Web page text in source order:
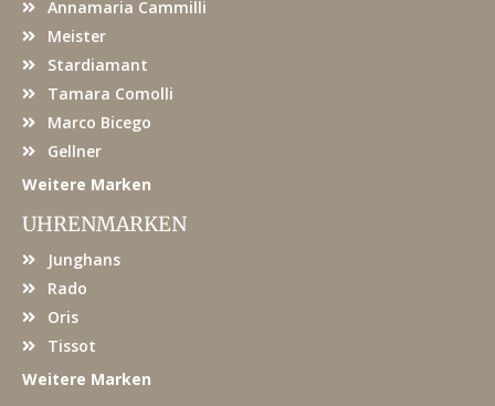
o
Annamaria Cammilli
Meister
Stardiamant
Tamara Comolli
Marco Bicego
Gellner
Weitere Marken
UHRENMARKEN
Junghans
Rado
Oris
Tissot
Weitere Marken